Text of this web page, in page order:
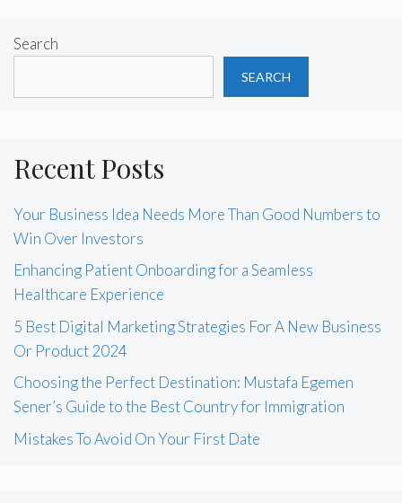
Search
SEARCH
Recent Posts
Your Business Idea Needs More Than Good Numbers to
Win Over Investors
Enhancing Patient Onboarding for a Seamless
Healthcare Experience
5 Best Digital Marketing Strategies For A New Business
Or Product 2024
Choosing the Perfect Destination: Mustafa Egemen
Sener’s Guide to the Best Country for Immigration
Mistakes To Avoid On Your First Date